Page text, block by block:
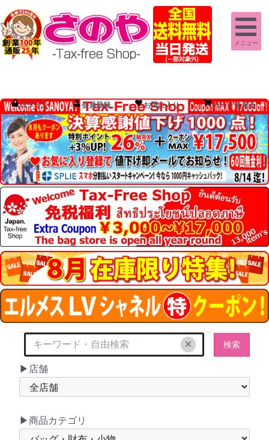
メニュー
ログイン 会員登録 お気に入り カートを見る
✕ 検索
▶店舗
▶商品カテゴリ